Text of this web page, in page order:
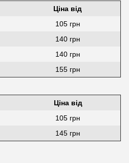
Ціна від
105 грн
140 грн
140 грн
155 грн
Ціна від
105 грн
145 грн